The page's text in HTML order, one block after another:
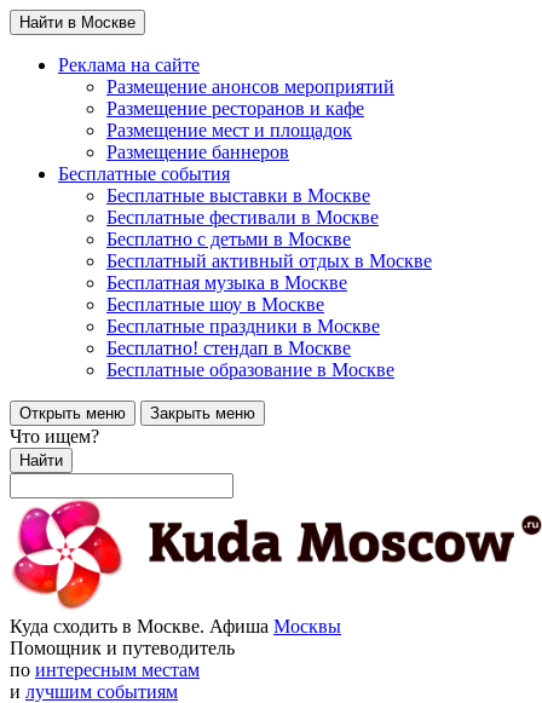
Найти в Москве
Реклама на сайте
Размещение анонсов мероприятий
Размещение ресторанов и кафе
Размещение мест и площадок
Размещение баннеров
Бесплатные события
Бесплатные выставки в Москве
Бесплатные фестивали в Москве
Бесплатно с детьми в Москве
Бесплатный активный отдых в Москве
Бесплатная музыка в Москве
Бесплатные шоу в Москве
Бесплатные праздники в Москве
Бесплатно! стендап в Москве
Бесплатные образование в Москве
Открыть меню Закрыть меню
Что ищем?
Найти
Куда сходить в Москве. Афиша Москвы
Помощник и путеводитель
по интересным местам
и лучшим событиям